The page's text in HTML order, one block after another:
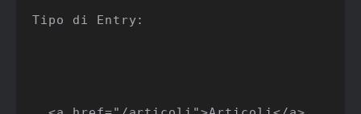
Tipo di Entry: